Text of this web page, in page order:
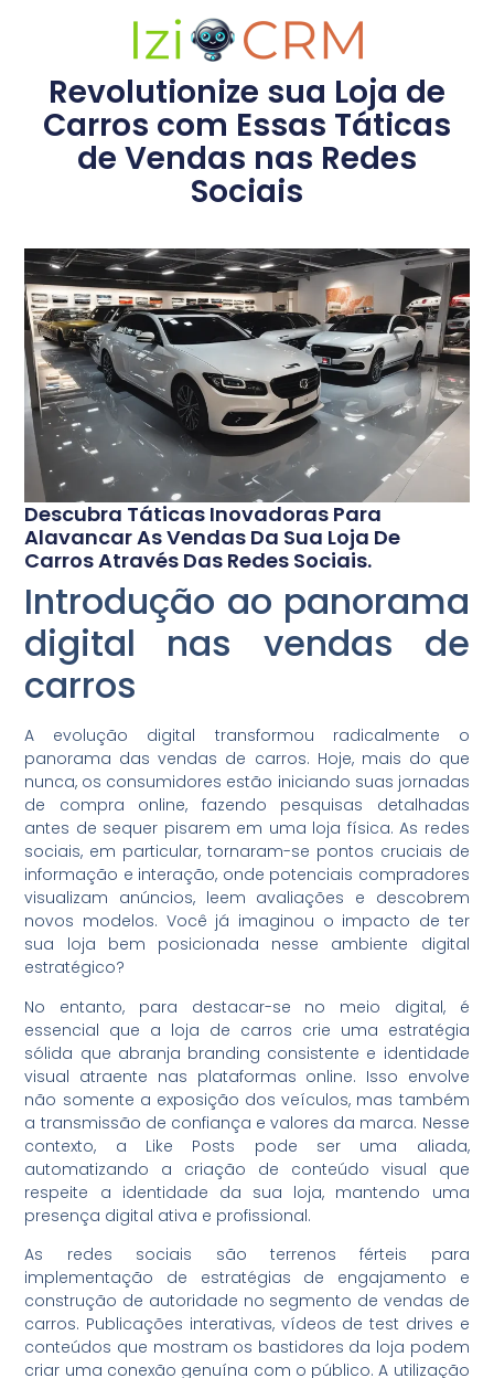
Revolutionize sua Loja de
Carros com Essas Táticas
de Vendas nas Redes
Sociais
Descubra Táticas Inovadoras Para
Alavancar As Vendas Da Sua Loja De
Carros Através Das Redes Sociais.
Introdução ao panorama
digital nas vendas de
carros
A evolução digital transformou radicalmente o
panorama das vendas de carros. Hoje, mais do que
nunca, os consumidores estão iniciando suas jornadas
de compra online, fazendo pesquisas detalhadas
antes de sequer pisarem em uma loja física. As redes
sociais, em particular, tornaram-se pontos cruciais de
informação e interação, onde potenciais compradores
visualizam anúncios, leem avaliações e descobrem
novos modelos. Você já imaginou o impacto de ter
sua loja bem posicionada nesse ambiente digital
estratégico?
No entanto, para destacar-se no meio digital, é
essencial que a loja de carros crie uma estratégia
sólida que abranja branding consistente e identidade
visual atraente nas plataformas online. Isso envolve
não somente a exposição dos veículos, mas também
a transmissão de confiança e valores da marca. Nesse
contexto, a Like Posts pode ser uma aliada,
automatizando a criação de conteúdo visual que
respeite a identidade da sua loja, mantendo uma
presença digital ativa e profissional.
As redes sociais são terrenos férteis para
implementação de estratégias de engajamento e
construção de autoridade no segmento de vendas de
carros. Publicações interativas, vídeos de test drives e
conteúdos que mostram os bastidores da loja podem
criar uma conexão genuína com o público. A utilização